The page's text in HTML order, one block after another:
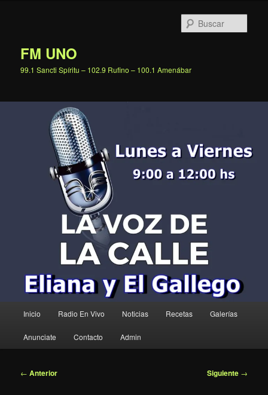
FM UNO
99.1 Sancti Spíritu – 102.9 Rufino – 100.1 Amenábar
principal
Inicio Radio En Vivo Noticias Recetas Galerías
Anunciate Contacto Admin
Navegación
← Anterior Siguiente →